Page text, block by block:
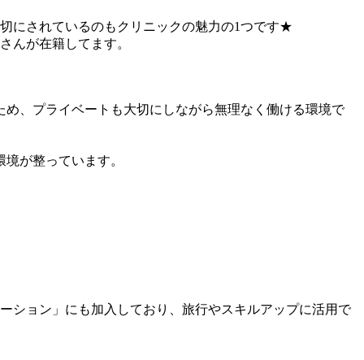
にされているのもクリニックの魅力の1つです★
んが在籍してます。
、プライベートも大切にしながら無理なく働ける環境で
が整っています。
ション」にも加入しており、旅行やスキルアップに活用で